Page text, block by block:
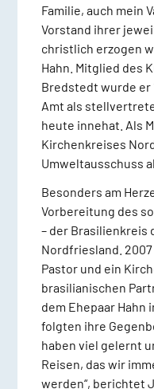
Familie, auch mein
Vorstand ihrer
christlich erzogen
Hahn. Mitglied des
Bredstedt wurde er
Amt als
heute innehat. Als
Kirchenkreises
Umweltausschuss
Besonders am
Vorbereitung des
– der Brasilienkreis
Nordfriesland.
Pastor und ein
brasilianischen
dem Ehepaar Hahn
folgten ihre
haben viel gelernt
Reisen, das wir
werden“, berichtet